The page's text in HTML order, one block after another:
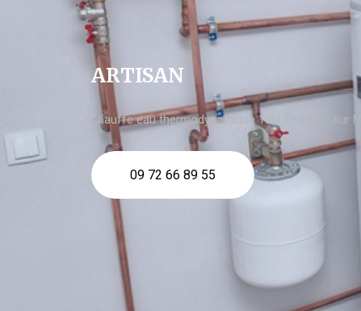
ARTISAN
chauffe eau thermodynamique 100l Thorigny sur
09 72 66 89 55